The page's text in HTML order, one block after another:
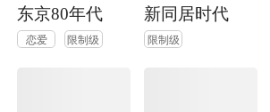
东京80年代
恋爱 限制级
新同居时代
限制级